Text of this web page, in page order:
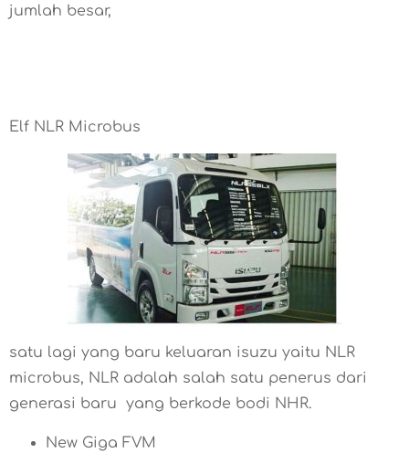
jumlah besar,
Elf NLR Microbus
satu lagi yang baru keluaran isuzu yaitu NLR
microbus, NLR adalah salah satu penerus dari
generasi baru yang berkode bodi NHR.
New Giga FVM